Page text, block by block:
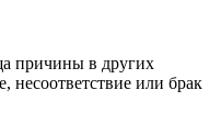
причины в других
несоответствие или брак